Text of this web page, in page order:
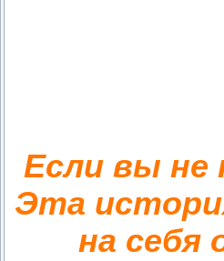
Если вы не
Эта
на себя